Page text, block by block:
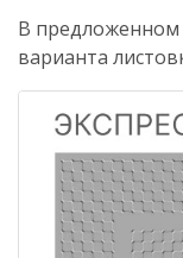
В предложенном
варианта